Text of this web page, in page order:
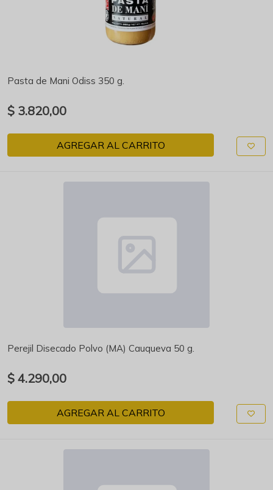
Pasta de Mani Odiss 350 g.
$ 3.820,00
AGREGAR AL CARRITO
Perejil Disecado Polvo (MA) Cauqueva 50 g.
$ 4.290,00
AGREGAR AL CARRITO